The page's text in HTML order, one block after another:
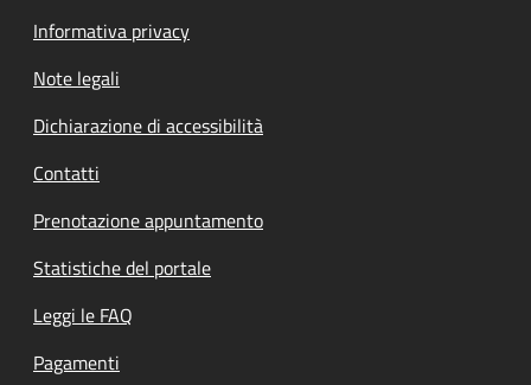
Informativa privacy
Note legali
Dichiarazione di accessibilità
Contatti
Prenotazione appuntamento
Statistiche del portale
Leggi le FAQ
Pagamenti